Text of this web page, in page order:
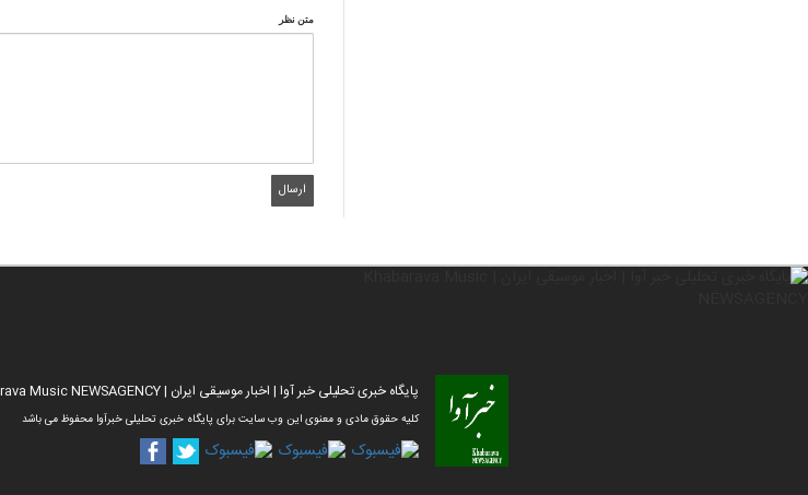
متن نظر
پایگاه خبری تحلیلی خبر آوا | اخبار موسیقی ایران | Khabarava Music NEWSAGENCY
کلیه حقوق مادی و معنوی این وب سایت برای پایگاه خبری تحلیلی خبرآوا محفوظ می باشد